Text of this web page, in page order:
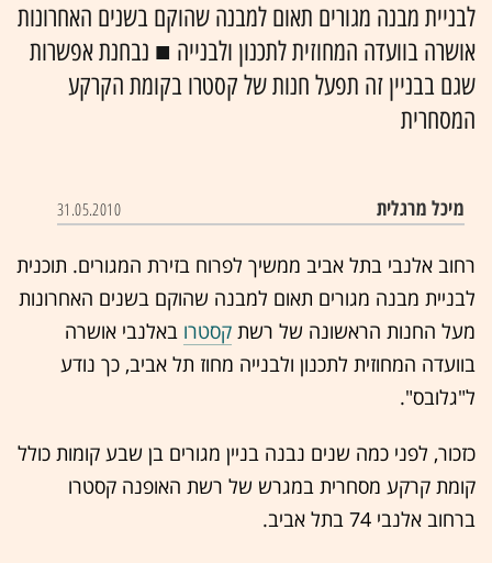
לבניית מבנה מגורים תאום למבנה שהוקם בשנים האחרונות
אושרה בוועדה המחוזית לתכנון ולבנייה ■ נבחנת אפשרות
שגם בבניין זה תפעל חנות של קסטרו בקומת הקרקע
המסחרית
מיכל מרגלית 31.05.2010
רחוב אלנבי בתל אביב ממשיך לפרוח בזירת המגורים. תוכנית
לבניית מבנה מגורים תאום למבנה שהוקם בשנים האחרונות
מעל החנות הראשונה של רשת קסטרו באלנבי אושרה
בוועדה המחוזית לתכנון ולבנייה מחוז תל אביב, כך נודע
ל"גלובס".
כזכור, לפני כמה שנים נבנה בניין מגורים בן שבע קומות כולל
קומת קרקע מסחרית במגרש של רשת האופנה קסטרו
ברחוב אלנבי 74 בתל אביב.